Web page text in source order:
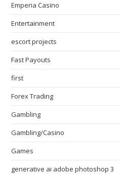
Emperia Casino
Entertainment
escort projects
Fast Payouts
first
Forex Trading
Gambling
Gambling/Casino
Games
generative ai adobe photoshop 3